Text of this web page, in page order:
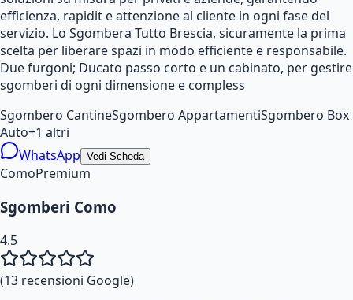
efficienza, rapidit e attenzione al cliente in ogni fase del
servizio. Lo Sgombera Tutto Brescia, sicuramente la prima
scelta per liberare spazi in modo efficiente e responsabile.
Due furgoni; Ducato passo corto e un cabinato, per gestire
sgomberi di ogni dimensione e compless
Sgombero CantineSgombero AppartamentiSgombero Box
Auto+1 altri
WhatsApp Vedi Scheda
ComoPremium
Sgomberi Como
4.5
(13 recensioni Google)